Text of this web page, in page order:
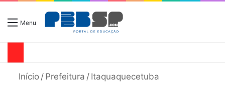
Menu
Início / Prefeitura / Itaquaquecetuba